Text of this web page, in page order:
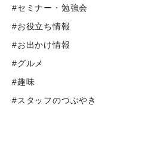
#セミナー・勉強会
#お役立ち情報
#お出かけ情報
#グルメ
#趣味
#スタッフのつぶやき